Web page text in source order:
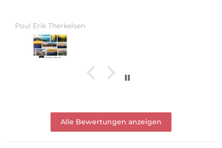
Ward Monballiu
Alle Bewertungen anzeigen